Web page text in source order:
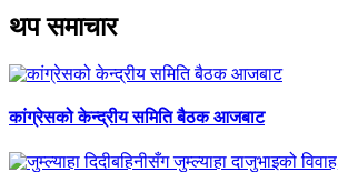
थप समाचार
कांग्रेसको केन्द्रीय समिति बैठक आजबाट